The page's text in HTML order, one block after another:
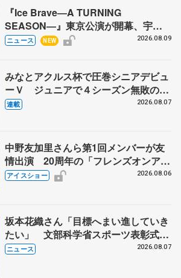
『Ice Brave―A TURNING
SEASON―』東京公演が開幕、宇野
昌磨の『Ice Brave』にかける思いを
ニュース NEW 2026.08.09
みなとアクルス杯で圧巻シニアデビュ
ーＶ ジュニアで４シーズン無敗の島
田麻央
連載 2026.08.07
中野友加里さんら第1回メンバーが友
情出演 20周年の「フレンズオンアイ
ス」 宮本賢二さん、有川梨絵さん、
アイスショー 2026.08.06
坂本花織さん「目標へまい進していき
たい」 文部科学省スポーツ表彰式で
代表謝辞
ニュース 2026.08.07